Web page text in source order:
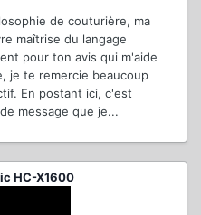
de couturière, ma
maîtrise du langage
pour ton avis qui m'aide
je te remercie beaucoup
En postant ici, c'est
message que je...
HC-X1600